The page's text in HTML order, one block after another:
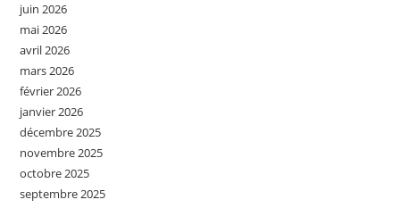
juin 2026
mai 2026
avril 2026
mars 2026
février 2026
janvier 2026
décembre 2025
novembre 2025
octobre 2025
septembre 2025